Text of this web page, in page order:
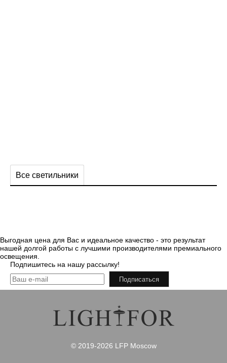
Все светильники
Выгодная цена для Вас и идеальное качество - это результат
нашей долгой работы с лучшими производителями премиального
освещения.
Подпишитесь на нашу рассылку!
Подписаться
© 2019-2026 LFP Moscow